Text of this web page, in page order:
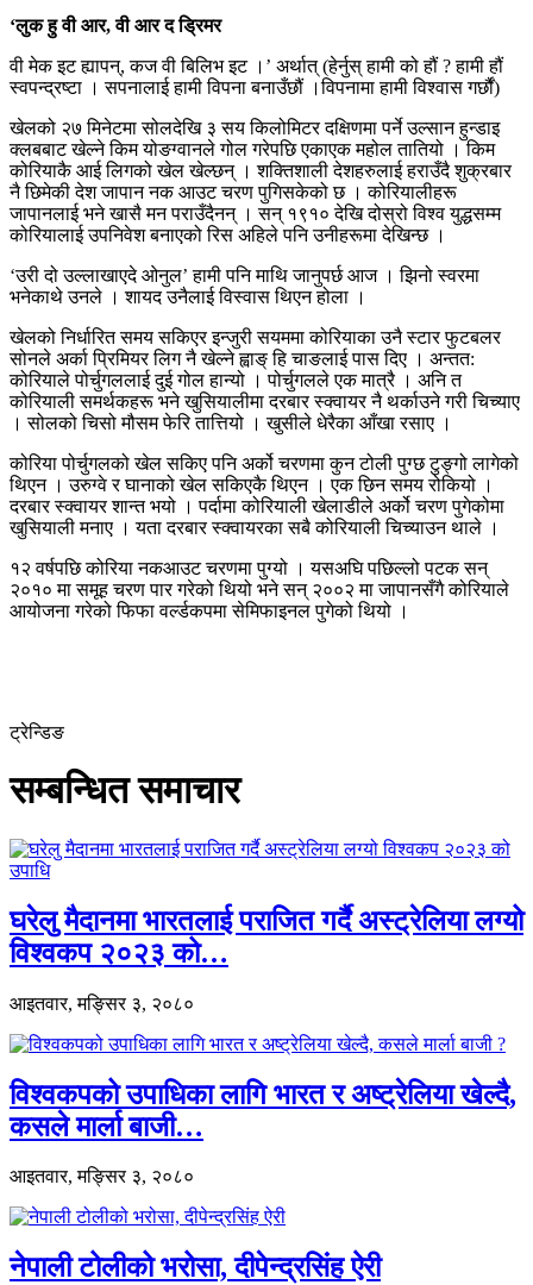
‘लुक हु वी आर, वी आर द ड्रिमर
वी मेक इट ह्यापन्, कज वी बिलिभ इट ।’ अर्थात् (हेर्नुस् हामी को हौं ? हामी हौं
स्वपन्द्रष्टा । सपनालाई हामी विपना बनाउँछौं ।विपनामा हामी विश्वास गर्छौं)
खेलको २७ मिनेटमा सोलदेखि ३ सय किलोमिटर दक्षिणमा पर्ने उल्सान हुन्डाइ
क्लबबाट खेल्ने किम योङग्वानले गोल गरेपछि एकाएक महोल तातियो । किम
कोरियाकै आई लिगको खेल खेल्छन् । शक्तिशाली देशहरुलाई हराउँदै शुक्रबार
नै छिमेकी देश जापान नक आउट चरण पुगिसकेको छ । कोरियालीहरू
जापानलाई भने खासै मन पराउँदैनन् । सन् १९१० देखि दोस्रो विश्व युद्धसम्म
कोरियालाई उपनिवेश बनाएको रिस अहिले पनि उनीहरूमा देखिन्छ ।
‘उरी दो उल्लाखाएदे ओनुल’ हामी पनि माथि जानुपर्छ आज । झिनो स्वरमा
भनेकाथे उनले । शायद उनैलाई विस्वास थिएन होला ।
खेलको निर्धारित समय सकिएर इन्जुरी सयममा कोरियाका उनै स्टार फुटबलर
सोनले अर्का प्रिमियर लिग नै खेल्ने ह्वाङ् हि चाङलाई पास दिए । अन्तत:
कोरियाले पोर्चुगललाई दुई गोल हान्यो । पोर्चुगलले एक मात्रै । अनि त
कोरियाली समर्थकहरू भने खुसियालीमा दरबार स्क्वायर नै थर्काउने गरी चिच्याए
। सोलको चिसो मौसम फेरि तात्तियो । खुसीले धेरैका आँखा रसाए ।
कोरिया पोर्चुगलको खेल सकिए पनि अर्को चरणमा कुन टोली पुग्छ टुङ्गो लागेको
थिएन । उरुग्वे र घानाको खेल सकिएकै थिएन । एक छिन समय रोकियो ।
दरबार स्क्वायर शान्त भयो । पर्दामा कोरियाली खेलाडीले अर्को चरण पुगेकोमा
खुसियाली मनाए । यता दरबार स्क्वायरका सबै कोरियाली चिच्याउन थाले ।
१२ वर्षपछि कोरिया नकआउट चरणमा पुग्यो । यसअघि पछिल्लो पटक सन्
२०१० मा समूह चरण पार गरेको थियो भने सन् २००२ मा जापानसँगै कोरियाले
आयोजना गरेको फिफा वर्ल्डकपमा सेमिफाइनल पुगेको थियो ।
ट्रेन्डिङ
सम्बन्धित समाचार
घरेलु मैदानमा भारतलाई पराजित गर्दै अस्ट्रेलिया लग्यो
विश्वकप २०२३ को…
आइतवार, मङ्सिर ३, २०८०
विश्वकपको उपाधिका लागि भारत र अष्ट्रेलिया खेल्दै,
कसले मार्ला बाजी…
आइतवार, मङ्सिर ३, २०८०
नेपाली टोलीको भरोसा, दीपेन्द्रसिंह ऐरी